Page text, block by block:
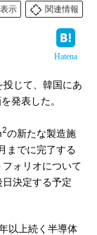
示
関連情報
Hatena
じて、韓国にあ
発表した。
2の新たな製造施
までに完了する
ォリオについて
決定する予定
以上続く半導体